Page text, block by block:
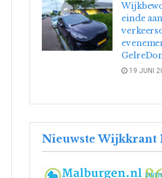
einde
19 JUNI
Nieuwste Wijkkrant